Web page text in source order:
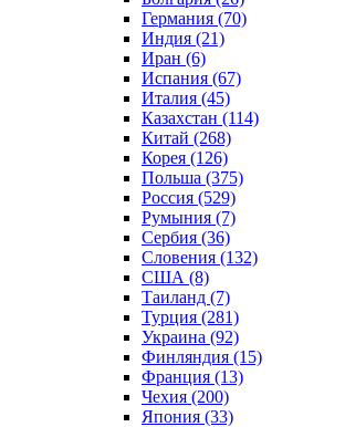
Германия (70)
Индия (21)
Иран (6)
Испания (67)
Италия (45)
Казахстан (114)
Китай (268)
Корея (126)
Польша (375)
Россия (529)
Румыния (7)
Сербия (36)
Словения (132)
США (8)
Таиланд (7)
Турция (281)
Украина (92)
Финляндия (15)
Франция (13)
Чехия (200)
Япония (33)